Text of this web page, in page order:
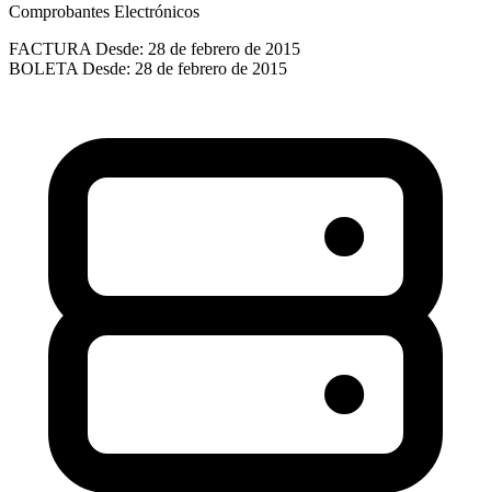
Comprobantes Electrónicos
FACTURA Desde: 28 de febrero de 2015
BOLETA Desde: 28 de febrero de 2015